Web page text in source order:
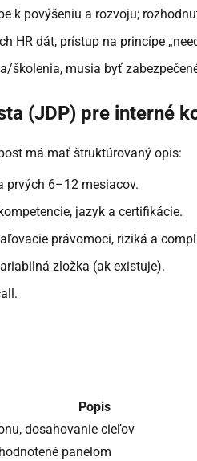
k povýšeniu a rozvoju;
HR dát, prístup na princípe
školenia, musia byť
(JDP) pre interné
má mať štruktúrovaný opis:
prvých 6–12 mesiacov.
jazyk a certifikácie.
právomoci, riziká a
zložka (ak existuje).
Popis
dosahovanie cieľov
panelom